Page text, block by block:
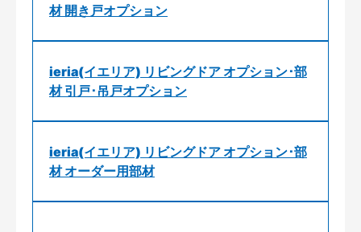
材 開き戸オプション
ieria(イエリア) リビングドア オプション･部
材 引戸･吊戸オプション
ieria(イエリア) リビングドア オプション･部
材 オーダー用部材